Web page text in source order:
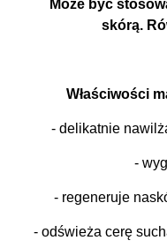
Może być
skórą.
Właściwości
- delikatnie
-
- regeneruje
- odświeża cerę